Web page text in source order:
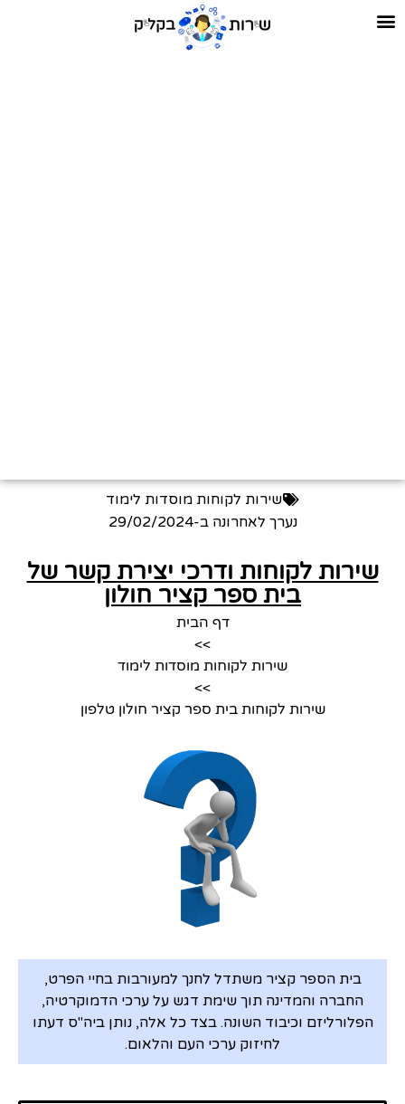
שירות לקוחות מוסדות לימוד
נערך לאחרונה ב-29/02/2024
שירות לקוחות ודרכי יצירת קשר של
בית ספר קציר חולון
דף הבית
>>
שירות לקוחות מוסדות לימוד
>>
שירות לקוחות בית ספר קציר חולון טלפון
בית הספר קציר משתדל לחנך למעורבות בחיי הפרט,
החברה והמדינה תוך שימת דגש על ערכי הדמוקרטיה,
הפלורליזם וכיבוד השונה. בצד כל אלה, נותן ביה"ס דעתו
לחיזוק ערכי העם והלאום.